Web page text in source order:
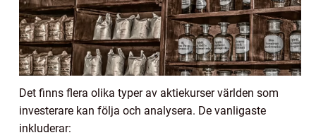
Det finns flera olika typer av aktiekurser världen som
investerare kan följa och analysera. De vanligaste
inkluderar: